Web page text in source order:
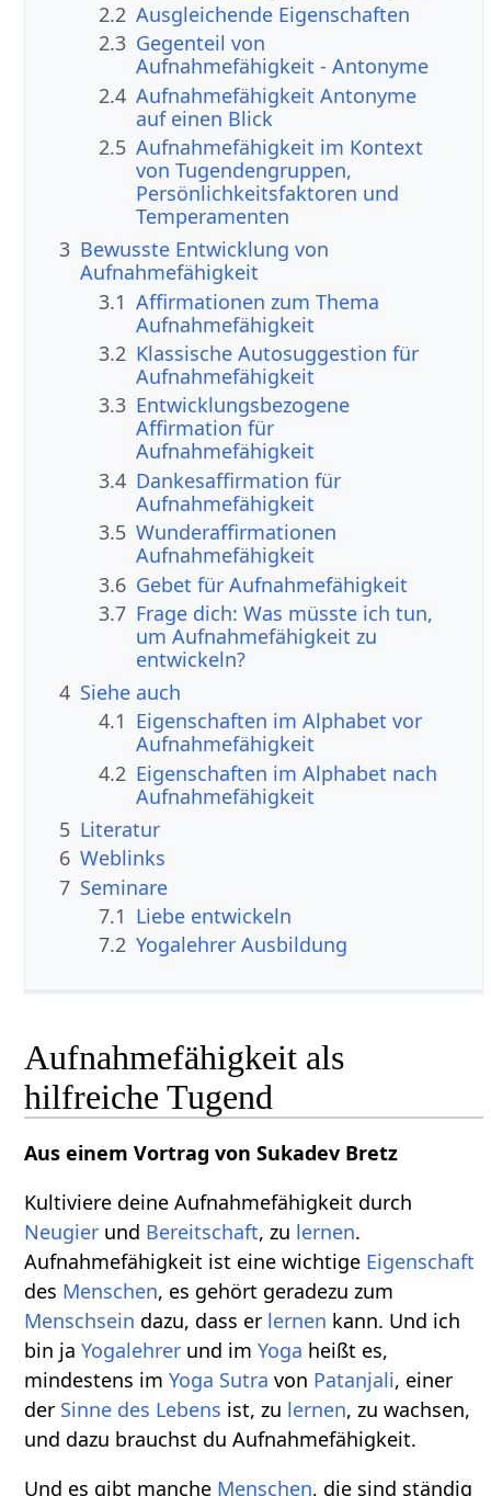
2.2 Ausgleichende Eigenschaften
2.3 Gegenteil von
Aufnahmefähigkeit - Antonyme
2.4 Aufnahmefähigkeit Antonyme
auf einen Blick
2.5 Aufnahmefähigkeit im Kontext
von Tugendengruppen,
Persönlichkeitsfaktoren und
Temperamenten
3 Bewusste Entwicklung von
Aufnahmefähigkeit
3.1 Affirmationen zum Thema
Aufnahmefähigkeit
3.2 Klassische Autosuggestion für
Aufnahmefähigkeit
3.3 Entwicklungsbezogene
Affirmation für
Aufnahmefähigkeit
3.4 Dankesaffirmation für
Aufnahmefähigkeit
3.5 Wunderaffirmationen
Aufnahmefähigkeit
3.6 Gebet für Aufnahmefähigkeit
3.7 Frage dich: Was müsste ich tun,
um Aufnahmefähigkeit zu
entwickeln?
4 Siehe auch
4.1 Eigenschaften im Alphabet vor
Aufnahmefähigkeit
4.2 Eigenschaften im Alphabet nach
Aufnahmefähigkeit
5 Literatur
6 Weblinks
7 Seminare
7.1 Liebe entwickeln
7.2 Yogalehrer Ausbildung
Aufnahmefähigkeit als
hilfreiche Tugend
Aus einem Vortrag von Sukadev Bretz
Kultiviere deine Aufnahmefähigkeit durch
Neugier und Bereitschaft, zu lernen.
Aufnahmefähigkeit ist eine wichtige Eigenschaft
des Menschen, es gehört geradezu zum
Menschsein dazu, dass er lernen kann. Und ich
bin jaYogalehrer und imYoga heißt es,
mindestens imYoga Sutra von Patanjali, einer
der Sinne des Lebens ist, zu lernen, zu wachsen,
und dazu brauchst du Aufnahmefähigkeit.
Und es gibt manche Menschen, die sind ständig